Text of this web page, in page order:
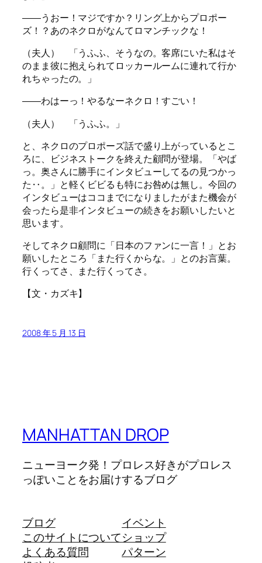
――うおー！マジですか？リング上からプロポー
ズ！？あのネクロがなんてロマンチックな！
（夫人） 「うふふ、そうなの。客席にいた私はそ
のまま彼に抱えられてロッカールームに連れて行か
れちゃったの。」
――わはーっ！やるなーネクロ！すごい！
（夫人） 「うふふ。」
と、ネクロのプロポーズ話で盛り上がっているとこ
ろに、ビジネストークを終えた顧問が登場。「やば
っ。奥さんに勝手にインタビューしてるの見つかっ
た‥。」と軽くビビるも特にお咎めは無し。今回の
インタビューはココまでになりましたがまた機会が
会ったら是非インタビューの続きをお願いしたいと
思います。
そしてネクロ顧問に「日本のファンに一言！」とお
願いしたところ「また行くからな。」とのお言葉。
行くってさ、また行くってさ。
【文・カズキ】
2008 年 5 月 13 日
MANHATTAN DROP
ニューヨーク発！プロレス好きがプロレス
っぽいことをお届けするブログ
ブログ
このサイトについて
よくある質問
イベント
ショップ
パターン